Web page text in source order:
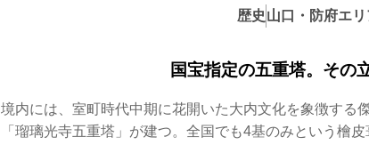
歴史 山口・防府エリ
国宝指定の五重塔。その
境内には、室町時代中期に花開いた大内文化を象徴する
「瑠璃光寺五重塔」が建つ。全国でも4基のみという檜